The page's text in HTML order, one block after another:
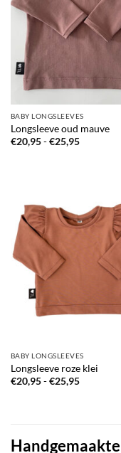
BABY LONGSLEEVES
Longsleeve oud mauve
€20,95 - €25,95
BABY LONGSLEEVES
Longsleeve roze klei
€20,95 - €25,95